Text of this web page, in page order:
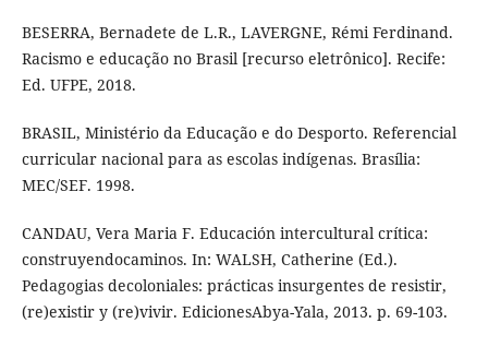
BESERRA, Bernadete de L.R., LAVERGNE, Rémi Ferdinand.
Racismo e educação no Brasil [recurso eletrônico]. Recife:
Ed. UFPE, 2018.
BRASIL, Ministério da Educação e do Desporto. Referencial
curricular nacional para as escolas indígenas. Brasília:
MEC/SEF. 1998.
CANDAU, Vera Maria F. Educación intercultural crítica:
construyendocaminos. In: WALSH, Catherine (Ed.).
Pedagogias decoloniales: prácticas insurgentes de resistir,
(re)existir y (re)vivir. EdicionesAbya-Yala, 2013. p. 69-103.